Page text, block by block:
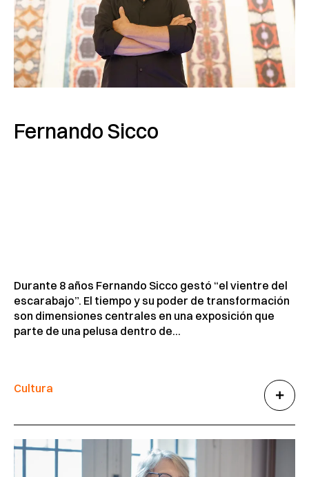
Fernando Sicco
Durante 8 años Fernando Sicco gestó “el vientre del
escarabajo”. El tiempo y su poder de transformación
son dimensiones centrales en una exposición que
parte de una pelusa dentro de...
Cultura